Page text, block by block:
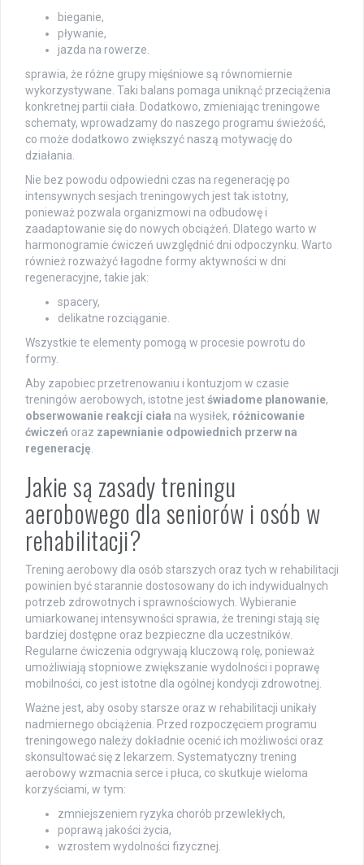
bieganie,
pływanie,
jazda na rowerze.
sprawia, że różne grupy mięśniowe są równomiernie
wykorzystywane. Taki balans pomaga uniknąć przeciążenia
konkretnej partii ciała. Dodatkowo, zmieniając treningowe
schematy, wprowadzamy do naszego programu świeżość,
co może dodatkowo zwiększyć naszą motywację do
działania.
Nie bez powodu odpowiedni czas na regenerację po
intensywnych sesjach treningowych jest tak istotny,
ponieważ pozwala organizmowi na odbudowę i
zaadaptowanie się do nowych obciążeń. Dlatego warto w
harmonogramie ćwiczeń uwzględnić dni odpoczynku. Warto
również rozważyć łagodne formy aktywności w dni
regeneracyjne, takie jak:
spacery,
delikatne rozciąganie.
Wszystkie te elementy pomogą w procesie powrotu do
formy.
Aby zapobiec przetrenowaniu i kontuzjom w czasie
treningów aerobowych, istotne jestświadome planowanie,
obserwowanie reakcji ciała na wysiłek, różnicowanie
ćwiczeń oraz zapewnianie odpowiednich przerw na
regenerację
Jakie są zasady treningu
aerobowego dla seniorów i osób w
rehabilitacji?
Trening aerobowy dla osób starszych oraz tych w rehabilitacji
powinien być starannie dostosowany do ich indywidualnych
potrzeb zdrowotnych i sprawnościowych. Wybieranie
umiarkowanej intensywności sprawia, że treningi stają się
bardziej dostępne oraz bezpieczne dla uczestników.
Regularne ćwiczenia odgrywają kluczową rolę, ponieważ
umożliwiają stopniowe zwiększanie wydolności i poprawę
mobilności, co jest istotne dla ogólnej kondycji zdrowotnej.
Ważne jest, aby osoby starsze oraz w rehabilitacji unikały
nadmiernego obciążenia. Przed rozpoczęciem programu
treningowego należy dokładnie ocenić ich możliwości oraz
skonsultować się z lekarzem. Systematyczny trening
aerobowy wzmacnia serce i płuca, co skutkuje wieloma
korzyściami, w tym:
zmniejszeniem ryzyka chorób przewlekłych,
poprawą jakości życia,
wzrostem wydolności fizycznej.